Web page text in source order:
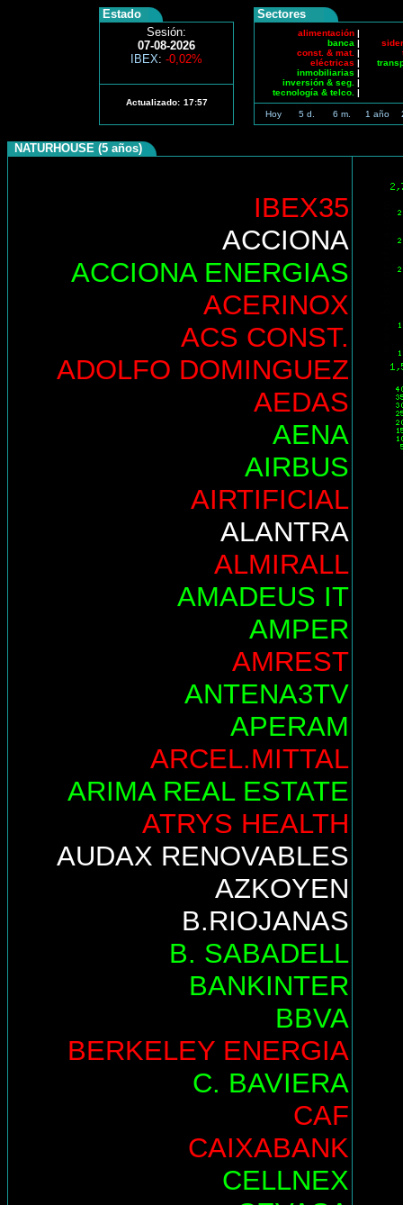
Estado
Sesión:
07-08-2026
IBEX: -0,02%
Actualizado: 17:57
Sectores
alimentación |
banca |
const. & mat. |
eléctricas |
inmobiliarias |
inversión & seg. |
tecnología & telco. |
Hoy 5 d. 6 m. 1 año
NATURHOUSE (5 años)
IBEX35
ACCIONA
ACCIONA ENERGIAS
ACERINOX
ACS CONST.
ADOLFO DOMINGUEZ
AEDAS
AENA
AIRBUS
AIRTIFICIAL
ALANTRA
ALMIRALL
AMADEUS IT
AMPER
AMREST
ANTENA3TV
APERAM
ARCEL.MITTAL
ARIMA REAL ESTATE
ATRYS HEALTH
AUDAX RENOVABLES
AZKOYEN
B.RIOJANAS
B. SABADELL
BANKINTER
BBVA
BERKELEY ENERGIA
C. BAVIERA
CAF
CAIXABANK
CELLNEX